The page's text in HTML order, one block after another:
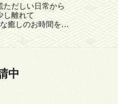
ただしい日常から
し離れて
癒しのお時間を…
中